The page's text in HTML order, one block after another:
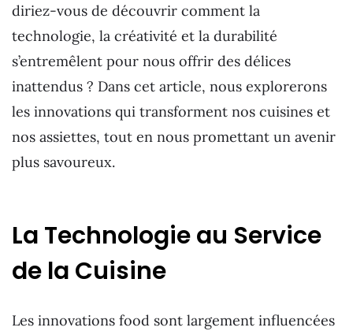
diriez-vous de découvrir comment la
technologie, la créativité et la durabilité
s’entremêlent pour nous offrir des délices
inattendus ? Dans cet article, nous explorerons
les innovations qui transforment nos cuisines et
nos assiettes, tout en nous promettant un avenir
plus savoureux.
La Technologie au Service
de la Cuisine
Les innovations food sont largement influencées